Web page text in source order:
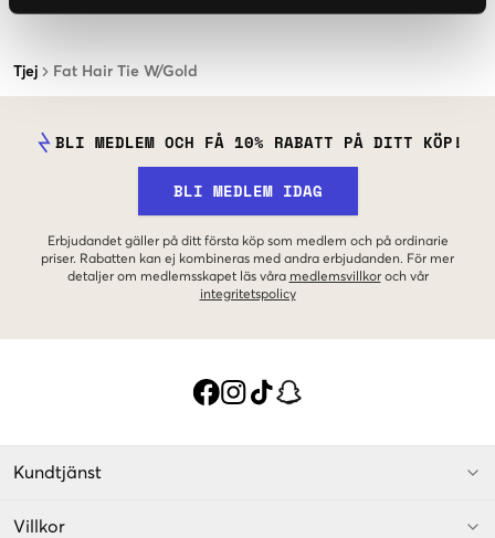
Tjej Fat Hair Tie W/Gold
BLI MEDLEM OCH FÅ 10% RABATT PÅ DITT KÖP!
BLI MEDLEM IDAG
Erbjudandet gäller på ditt första köp som medlem och på ordinarie
priser. Rabatten kan ej kombineras med andra erbjudanden. För mer
detaljer om medlemsskapet läs våra medlemsvillkor och vår
integritetspolicy
Kundtjänst
Villkor